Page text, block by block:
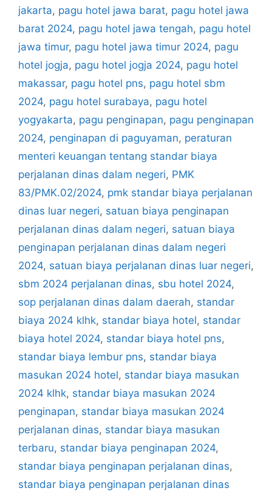
jakarta, pagu hotel jawa barat, pagu hotel jawa
barat 2024, pagu hotel jawa tengah, pagu hotel
jawa timur, pagu hotel jawa timur 2024, pagu
hotel jogja, pagu hotel jogja 2024, pagu hotel
makassar, pagu hotel pns, pagu hotel sbm
2024, pagu hotel surabaya, pagu hotel
yogyakarta, pagu penginapan, pagu penginapan
2024, penginapan di paguyaman, peraturan
menteri keuangan tentang standar biaya
perjalanan dinas dalam negeri, PMK
83/PMK.02/2024, pmk standar biaya perjalanan
dinas luar negeri, satuan biaya penginapan
perjalanan dinas dalam negeri, satuan biaya
penginapan perjalanan dinas dalam negeri
2024, satuan biaya perjalanan dinas luar negeri,
sbm 2024 perjalanan dinas, sbu hotel 2024,
sop perjalanan dinas dalam daerah, standar
biaya 2024 klhk, standar biaya hotel, standar
biaya hotel 2024, standar biaya hotel pns,
standar biaya lembur pns, standar biaya
masukan 2024 hotel, standar biaya masukan
2024 klhk, standar biaya masukan 2024
penginapan, standar biaya masukan 2024
perjalanan dinas, standar biaya masukan
terbaru, standar biaya penginapan 2024,
standar biaya penginapan perjalanan dinas,
standar biaya penginapan perjalanan dinas